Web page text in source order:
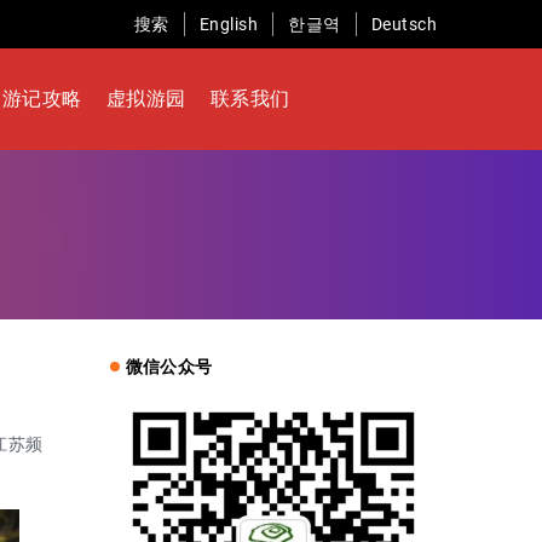
搜索 English 한글역 Deutsch
游记攻略 虚拟游园 联系我们
苏频
微信公众号